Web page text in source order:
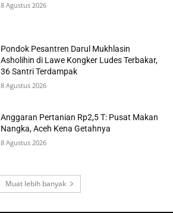
8 Agustus 2026
Pondok Pesantren Darul Mukhlasin
Asholihin di Lawe Kongker Ludes Terbakar,
36 Santri Terdampak
8 Agustus 2026
Anggaran Pertanian Rp2,5 T: Pusat Makan
Nangka, Aceh Kena Getahnya
8 Agustus 2026
Muat lebih banyak